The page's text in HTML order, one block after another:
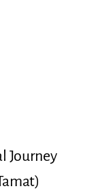
Journey